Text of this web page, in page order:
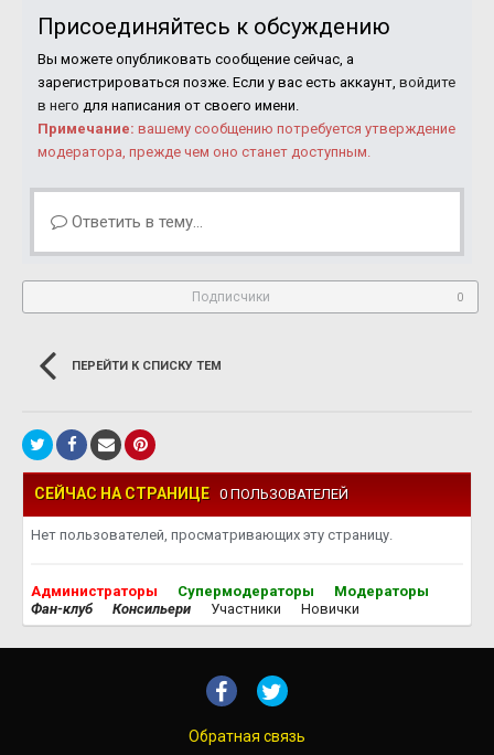
Присоединяйтесь к обсуждению
Вы можете опубликовать сообщение сейчас, а
зарегистрироваться позже. Если у вас есть аккаунт, войдите
в него для написания от своего имени.
Примечание: вашему сообщению потребуется утверждение
модератора, прежде чем оно станет доступным.
Ответить в тему...
Подписчики 0
ПЕРЕЙТИ К СПИСКУ ТЕМ
СЕЙЧАС НА СТРАНИЦЕ 0 ПОЛЬЗОВАТЕЛЕЙ
Нет пользователей, просматривающих эту страницу.
Администраторы Супермодераторы
Модераторы
Фан-клуб
Консильери Участники Новички
Обратная связь